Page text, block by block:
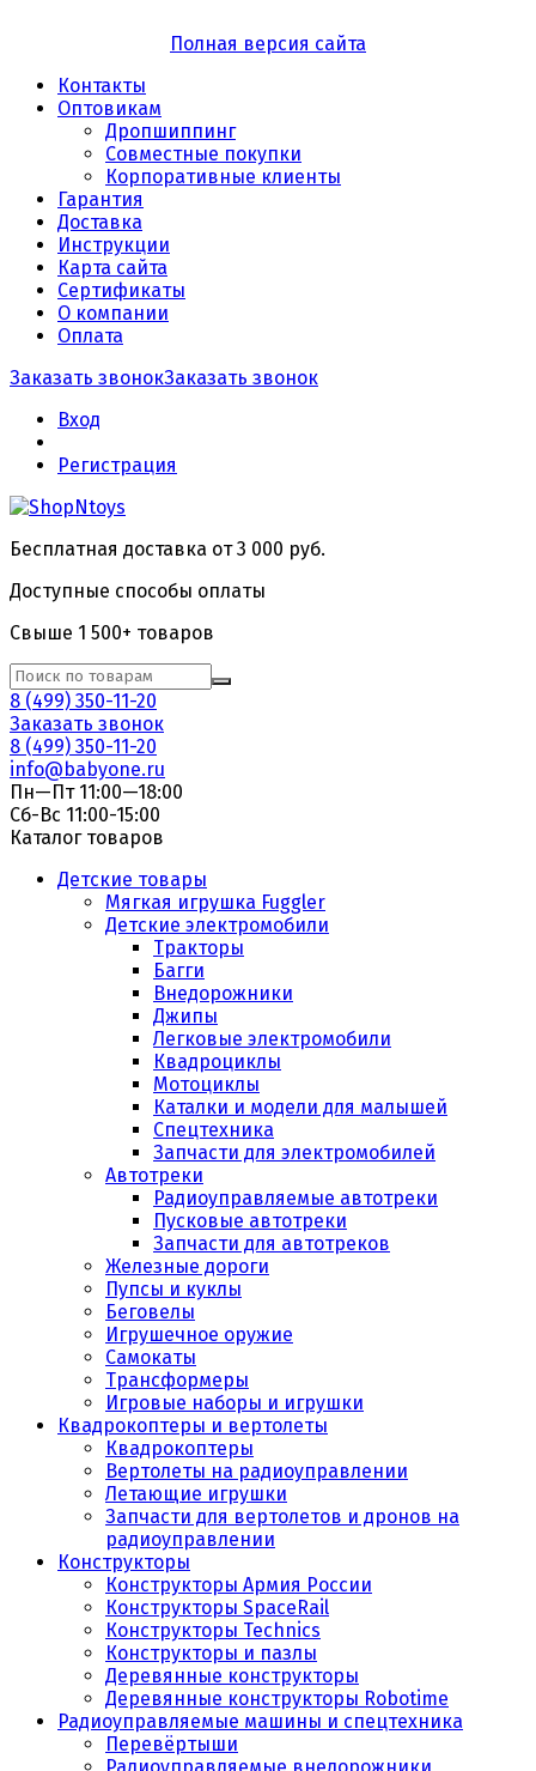
Полная версия сайта
Контакты
Оптовикам
Дропшиппинг
Совместные покупки
Корпоративные клиенты
Гарантия
Доставка
Инструкции
Карта сайта
Сертификаты
О компании
Оплата
Заказать звонокЗаказать звонок
Вход
Регистрация
Бесплатная доставка от 3 000 руб.
Доступные способы оплаты
Свыше 1 500+ товаров
8 (499) 350-11-20
Заказать звонок
8 (499) 350-11-20
info@babyone.ru
Пн—Пт 11:00—18:00
Сб-Вс 11:00-15:00
Каталог товаров
Детские товары
Мягкая игрушка Fuggler
Детские электромобили
Тракторы
Багги
Внедорожники
Джипы
Легковые электромобили
Квадроциклы
Мотоциклы
Каталки и модели для малышей
Спецтехника
Запчасти для электромобилей
Автотреки
Радиоуправляемые автотреки
Пусковые автотреки
Запчасти для автотреков
Железные дороги
Пупсы и куклы
Беговелы
Игрушечное оружие
Самокаты
Трансформеры
Игровые наборы и игрушки
Квадрокоптеры и вертолеты
Квадрокоптеры
Вертолеты на радиоуправлении
Летающие игрушки
Запчасти для вертолетов и дронов на
радиоуправлении
Конструкторы
Конструкторы Армия России
Конструкторы SpaceRail
Конструкторы Technics
Конструкторы и пазлы
Деревянные конструкторы
Деревянные конструкторы Robotime
Радиоуправляемые машины и спецтехника
Перевёртыши